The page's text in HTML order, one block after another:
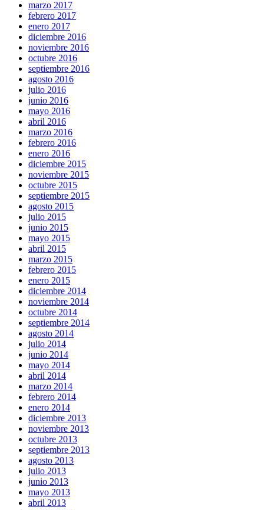
marzo 2017
febrero 2017
enero 2017
diciembre 2016
noviembre 2016
octubre 2016
septiembre 2016
agosto 2016
julio 2016
junio 2016
mayo 2016
abril 2016
marzo 2016
febrero 2016
enero 2016
diciembre 2015
noviembre 2015
octubre 2015
septiembre 2015
agosto 2015
julio 2015
junio 2015
mayo 2015
abril 2015
marzo 2015
febrero 2015
enero 2015
diciembre 2014
noviembre 2014
octubre 2014
septiembre 2014
agosto 2014
julio 2014
junio 2014
mayo 2014
abril 2014
marzo 2014
febrero 2014
enero 2014
diciembre 2013
noviembre 2013
octubre 2013
septiembre 2013
agosto 2013
julio 2013
junio 2013
mayo 2013
abril 2013